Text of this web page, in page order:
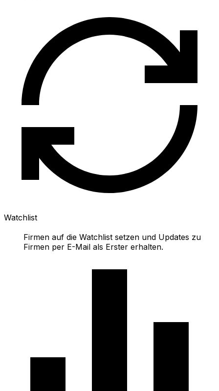
Watchlist
Firmen auf die Watchlist setzen und Updates zu
Firmen per E-Mail als Erster erhalten.